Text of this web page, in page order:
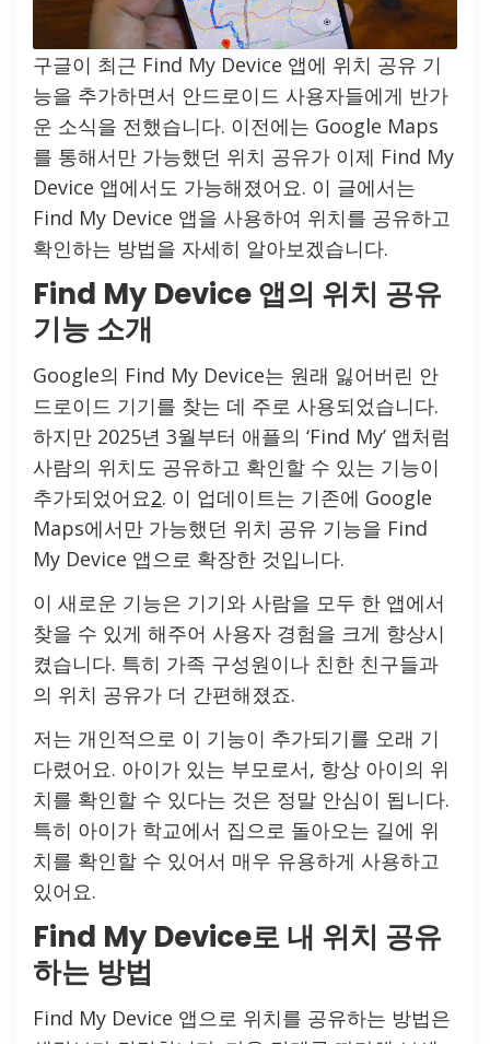
구글이 최근 Find My Device 앱에 위치 공유 기
능을 추가하면서 안드로이드 사용자들에게 반가
운 소식을 전했습니다. 이전에는 Google Maps
를 통해서만 가능했던 위치 공유가 이제 Find My
Device 앱에서도 가능해졌어요. 이 글에서는
Find My Device 앱을 사용하여 위치를 공유하고
확인하는 방법을 자세히 알아보겠습니다.
Find My Device 앱의 위치 공유
기능 소개
Google의 Find My Device는 원래 잃어버린 안
드로이드 기기를 찾는 데 주로 사용되었습니다.
하지만 2025년 3월부터 애플의 ‘Find My’ 앱처럼
사람의 위치도 공유하고 확인할 수 있는 기능이
추가되었어요2. 이 업데이트는 기존에 Google
Maps에서만 가능했던 위치 공유 기능을 Find
My Device 앱으로 확장한 것입니다.
이 새로운 기능은 기기와 사람을 모두 한 앱에서
찾을 수 있게 해주어 사용자 경험을 크게 향상시
켰습니다. 특히 가족 구성원이나 친한 친구들과
의 위치 공유가 더 간편해졌죠.
저는 개인적으로 이 기능이 추가되기를 오래 기
다렸어요. 아이가 있는 부모로서, 항상 아이의 위
치를 확인할 수 있다는 것은 정말 안심이 됩니다.
특히 아이가 학교에서 집으로 돌아오는 길에 위
치를 확인할 수 있어서 매우 유용하게 사용하고
있어요.
Find My Device로 내 위치 공유
하는 방법
Find My Device 앱으로 위치를 공유하는 방법은